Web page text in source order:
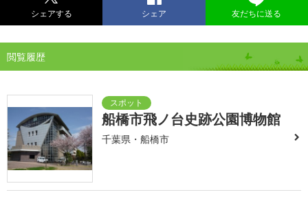
シェアする シェア 友だちに送る
閲覧履歴
船橋市飛ノ台史跡公園博物館
千葉県・船橋市